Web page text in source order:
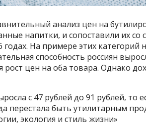
анализ цен на
напитки, и сопоставили их со
На примере этих категорий
способность россиян
рост цен на оба товара. Однако
с 47 рублей до 91 рублей, то
перестала быть утилитарным
экология и стиль жизни»